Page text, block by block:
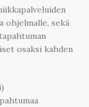
ohjelmalle, sekä
osaksi kahden